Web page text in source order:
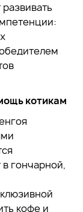
котикам
гончарной,
кофе и